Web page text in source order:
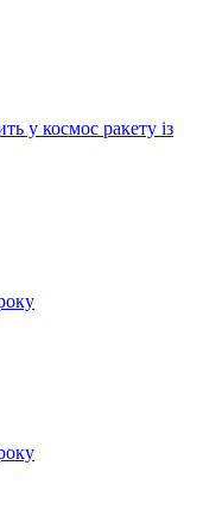
у космос ракету із